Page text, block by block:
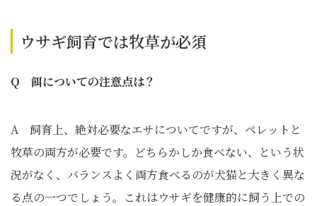
ウサギ飼育では牧草が必須
Q 餌についての注意点は？
A 飼育上、絶対必要なエサについてですが、ペレットと
牧草の両方が必要です。どちらかしか食べない、という状
況がなく、バランスよく両方食べるのが犬猫と大きく異な
る点の一つでしょう。これはウサギを健康的に飼う上での